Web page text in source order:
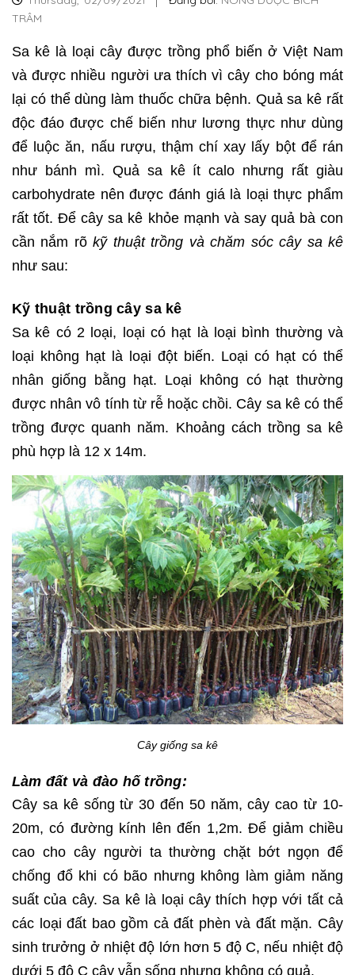
TRÂM
Sa kê là loại cây được trồng phổ biến ở Việt Nam
và được nhiều người ưa thích vì cây cho bóng mát
lại có thể dùng làm thuốc chữa bệnh. Quả sa kê rất
độc đáo được chế biến như lương thực như dùng
để luộc ăn, nấu rượu, thậm chí xay lấy bột để rán
như bánh mì. Quả sa kê ít calo nhưng rất giàu
carbohydrate nên được đánh giá là loại thực phẩm
rất tốt. Để cây sa kê khỏe mạnh và say quả bà con
cần nắm rõkỹ thuật trồng và chăm sóc cây sa kê
như sau:
Kỹ thuật trồng cây sa kê
Sa kê có 2 loại, loại có hạt là loại bình thường và
loại không hạt là loại đột biến. Loại có hạt có thể
nhân giống bằng hạt. Loại không có hạt thường
được nhân vô tính từ rễ hoặc chồi. Cây sa kê có thể
trồng được quanh năm. Khoảng cách trồng sa kê
phù hợp là 12 x 14m.
Cây giống sa kê
Làm đất và đào hố trồng:
Cây sa kê sống từ 30 đến 50 năm, cây cao từ 10-
20m, có đường kính lên đến 1,2m. Để giảm chiều
cao cho cây người ta thường chặt bớt ngọn để
chống đổ khi có bão nhưng không làm giảm năng
suất của cây. Sa kê là loại cây thích hợp với tất cả
các loại đất bao gồm cả đất phèn và đất mặn. Cây
sinh trưởng ở nhiệt độ lớn hơn 5 độ C, nếu nhiệt độ
dưới 5 độ C cây vẫn sống nhưng không có quả.